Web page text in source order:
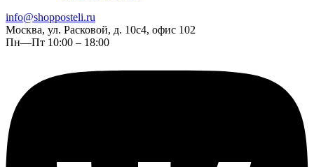
info@shopposteli.ru
Москва, ул. Расковой, д. 10с4, офис 102
Пн—Пт 10:00 – 18:00